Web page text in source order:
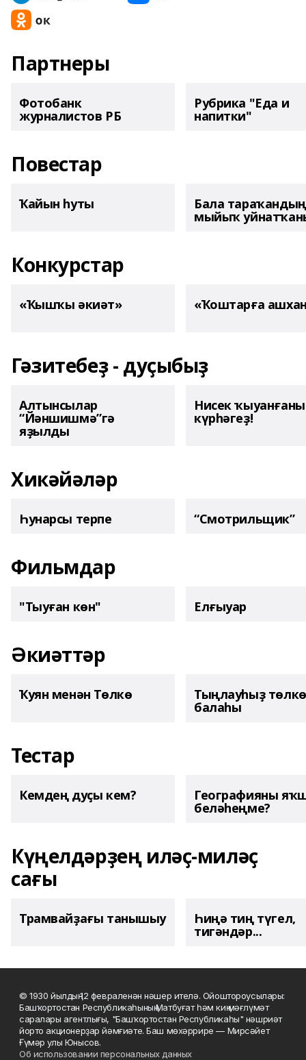
Партнеры
Фотобанк
журналистов РБ
Рубрика "Еда и
напитки"
Повестар
Ҡайын һуты Бала тараҡандың
мыйыҡ
Конкурстар
«Ҡышҡы әкиәт» «Ҡоштарға
Гәзитебеҙ - дуҫыбыҙ
Алтынсылар
“Йәншишмә”гә
яҙылды
Нисек
күрһәгеҙ!
Хикәйәләр
Һунарсы терпе “Смотрильщик”
Фильмдар
"Тыуған көн" Елғыуар
Әкиәттәр
Ҡуян менән Төлкө Тыңлауһыҙ төлкө
балаһы
Тестар
Кемдең дуҫы кем? Географияны
беләһеңме?
Күңелдәрҙең иләҫ-миләҫ
сағы
Трамвайҙағы танышыу Һиңә тиң түгел,
тигәндәр...
© 1930 йылдың 12 февраленән нәшер ителә. Ойоштороусылары:
Башҡортостан Республикаһының Матбуғат һәм киң мәғлүмәт
саралары агентлығы, "Башҡортостан Республикаһы" нәшриәт
йорто акционерҙар йәмғиәте. Баш мөхәррире — Мирсәйет
Ғүмәр улы Юнысов.
Об использовании персональных данных